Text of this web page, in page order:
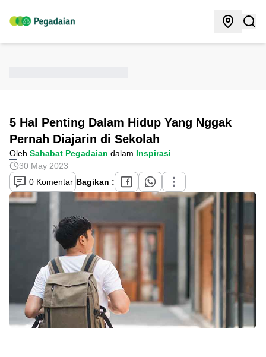
5 Hal Penting Dalam Hidup Yang Nggak
Pernah Diajarin di Sekolah
Oleh Sahabat Pegadaian dalam Inspirasi
30 May 2023
0 Komentar Bagikan :